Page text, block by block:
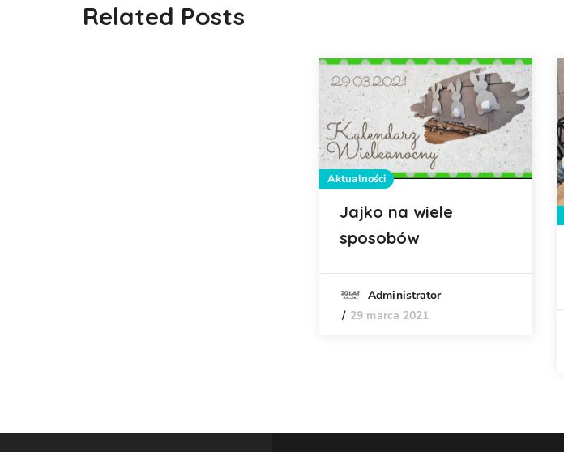
Related Posts
Aktualności
Jajko na wiele
sposobów
Administrator
29 marca 2021